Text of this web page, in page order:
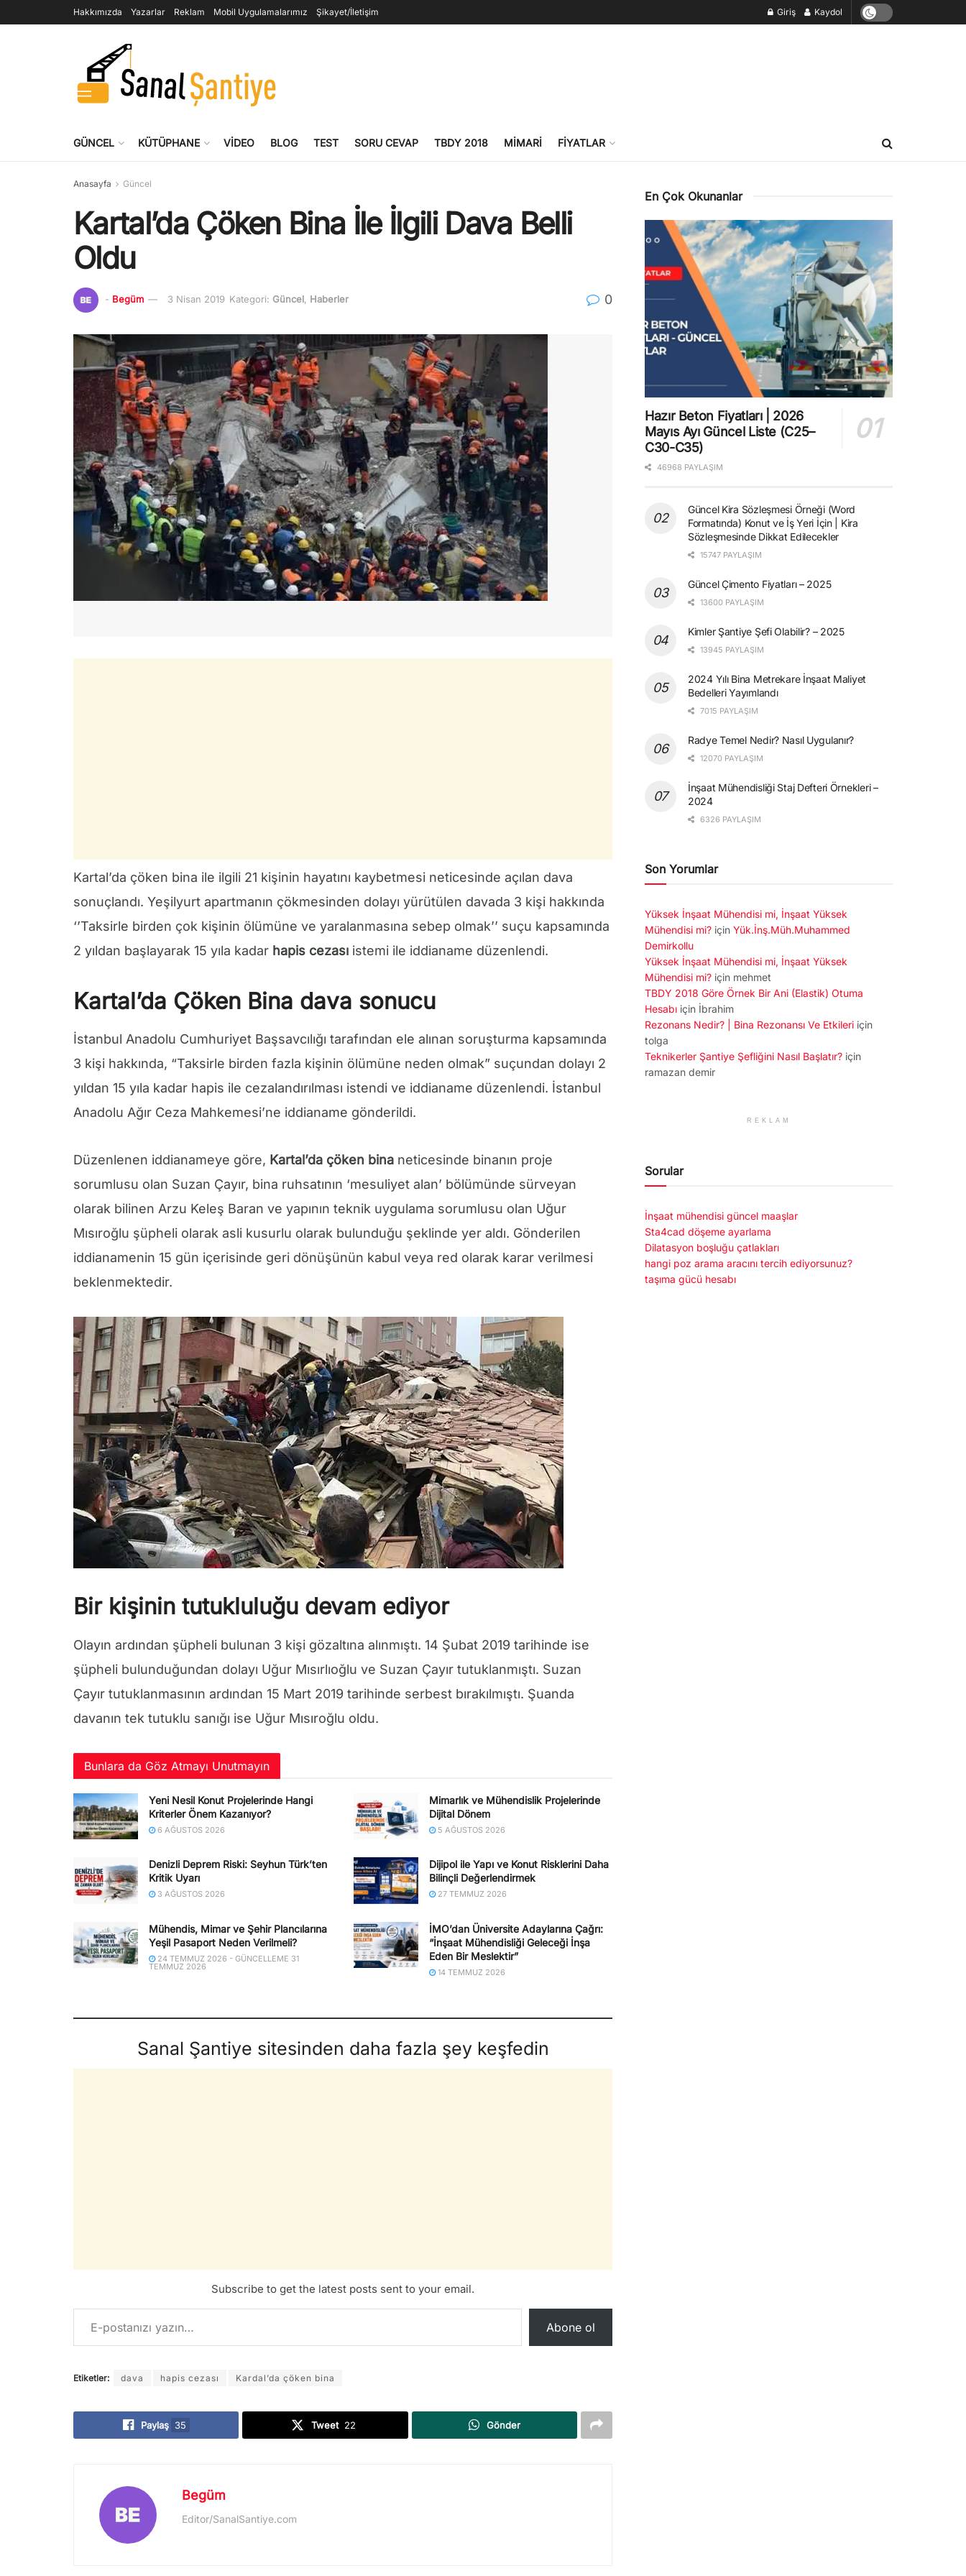
Hakkımızda Yazarlar Reklam Mobil Uygulamalarımız Şikayet/İletişim Giriş Kaydol
GÜNCEL KÜTÜPHANE VIDEO BLOG TEST SORU CEVAP TBDY 2018 MIMARI FIYATLAR
Anasayfa Güncel
Kartal’da Çöken Bina İle İlgili Dava Belli
Oldu
- Begüm 3 Nisan 2019 Kategori: Güncel, Haberler 0
Kartal’da çöken bina ile ilgili 21 kişinin hayatını kaybetmesi neticesinde açılan dava
sonuçlandı. Yeşilyurt apartmanın çökmesinden dolayı yürütülen davada 3 kişi hakkında
‘’Taksirle birden çok kişinin ölümüne ve yaralanmasına sebep olmak’’ suçu kapsamında
2 yıldan başlayarak 15 yıla kadar hapis cezası istemi ile iddianame düzenlendi.
Kartal’da Çöken Bina dava sonucu
İstanbul Anadolu Cumhuriyet Başsavcılığı tarafından ele alınan soruşturma kapsamında
3 kişi hakkında, “Taksirle birden fazla kişinin ölümüne neden olmak” suçundan dolayı 2
yıldan 15 yıla kadar hapis ile cezalandırılması istendi ve iddianame düzenlendi. İstanbul
Anadolu Ağır Ceza Mahkemesi’ne iddianame gönderildi.
Düzenlenen iddianameye göre, Kartal’da çöken bina neticesinde binanın proje
sorumlusu olan Suzan Çayır, bina ruhsatının ‘mesuliyet alan’ bölümünde sürveyan
olarak bilinen Arzu Keleş Baran ve yapının teknik uygulama sorumlusu olan Uğur
Mısıroğlu şüpheli olarak asli kusurlu olarak bulunduğu şeklinde yer aldı. Gönderilen
iddianamenin 15 gün içerisinde geri dönüşünün kabul veya red olarak karar verilmesi
beklenmektedir.
Bir kişinin tutukluluğu devam ediyor
Olayın ardından şüpheli bulunan 3 kişi gözaltına alınmıştı. 14 Şubat 2019 tarihinde ise
şüpheli bulunduğundan dolayı Uğur Mısırlıoğlu ve Suzan Çayır tutuklanmıştı. Suzan
Çayır tutuklanmasının ardından 15 Mart 2019 tarihinde serbest bırakılmıştı. Şuanda
davanın tek tutuklu sanığı ise Uğur Mısıroğlu oldu.
Bunlara da Göz Atmayı Unutmayın
Yeni Nesil Konut Projelerinde Hangi
Kriterler Önem Kazanıyor?
6 AĞUSTOS 2026
Mimarlık ve Mühendislik Projelerinde
Dijital Dönem
5 AĞUSTOS 2026
Denizli Deprem Riski: Seyhun Türk’ten
Kritik Uyarı
3 AĞUSTOS 2026
Dijipol ile Yapı ve Konut Risklerini Daha
Bilinçli Değerlendirmek
27 TEMMUZ 2026
Mühendis, Mimar ve Şehir Plancılarına
Yeşil Pasaport Neden Verilmeli?
24 TEMMUZ 2026 - GÜNCELLEME 31
TEMMUZ 2026
İMO’dan Üniversite Adaylarına Çağrı:
“İnşaat Mühendisliği Geleceği İnşa
Eden Bir Meslektir”
14 TEMMUZ 2026
Sanal Şantiye sitesinden daha fazla şey keşfedin
Subscribe to get the latest posts sent to your email.
E-postanızı yazın…
Abone ol
Etiketler: dava hapis cezası Kardal’da çöken bina
Paylaş 35 Tweet 22 Gönder
Begüm
Editor/SanalSantiye.com
En Çok Okunanlar
Hazır Beton Fiyatları | 2026
Mayıs Ayı Güncel Liste (C25–
C30-C35)
46968 PAYLAŞIM
Güncel Kira Sözleşmesi Örneği (Word
Formatında) Konut ve İş Yeri İçin | Kira
Sözleşmesinde Dikkat Edilecekler
15747 PAYLAŞIM
Güncel Çimento Fiyatları – 2025
13600 PAYLAŞIM
Kimler Şantiye Şefi Olabilir? – 2025
13945 PAYLAŞIM
2024 Yılı Bina Metrekare İnşaat Maliyet
Bedelleri Yayımlandı
7015 PAYLAŞIM
Radye Temel Nedir? Nasıl Uygulanır?
12070 PAYLAŞIM
İnşaat Mühendisliği Staj Defteri Örnekleri –
2024
6326 PAYLAŞIM
Son Yorumlar
Yüksek İnşaat Mühendisi mi, İnşaat Yüksek
Mühendisi mi? için Yük.İnş.Müh.Muhammed
Demirkollu
Yüksek İnşaat Mühendisi mi, İnşaat Yüksek
Mühendisi mi? için mehmet
TBDY 2018 Göre Örnek Bir Ani (Elastik) Otuma
Hesabı için İbrahim
Rezonans Nedir? | Bina Rezonansı Ve Etkileri için
tolga
Teknikerler Şantiye Şefliğini Nasıl Başlatır? için
ramazan demir
REKLAM
Sorular
İnşaat mühendisi güncel maaşlar
Sta4cad döşeme ayarlama
Dilatasyon boşluğu çatlakları
hangi poz arama aracını tercih ediyorsunuz?
taşıma gücü hesabı